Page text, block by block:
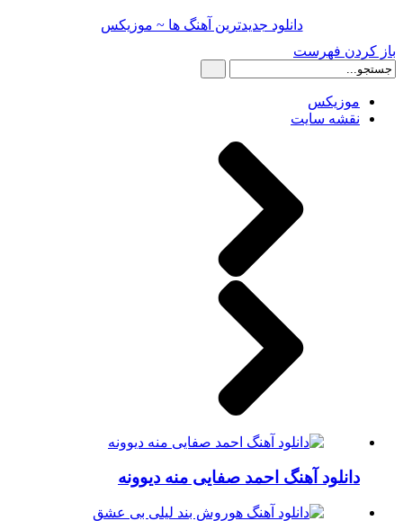
دانلود جدیدترین آهنگ ها ~ موزیکس
باز کردن فهرست
موزیکس
نقشه سایت
دانلود آهنگ احمد صفایی منه دیوونه